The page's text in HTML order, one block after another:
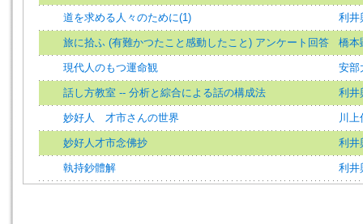
道を求める人々のために(1) 利井
旅に拾ふ (有難かつたこと感動したこと) アンケート回答 橋本
現代人のもつ運命観 安部
話し方教室 -- 分析と綜合による話の構成法 利井
妙好人 才市さんの世界 川上
妙好人才市念佛抄 利井
執持鈔體解 利井